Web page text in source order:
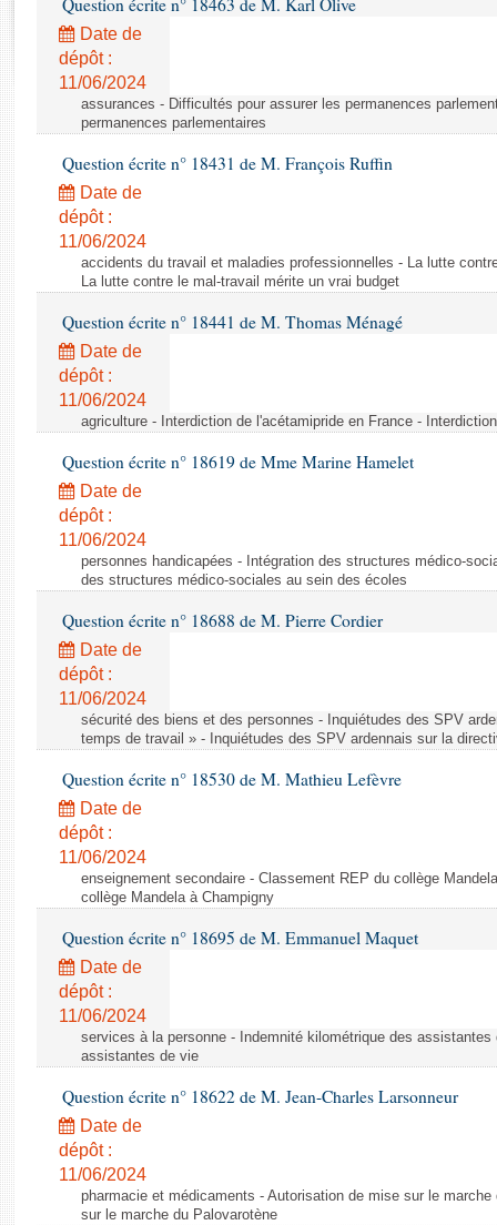
Rapports d'enquête
Rapports législatifs
Rapports sur l'application des lois
Baromètre de l’application des lois
Budget et sécurité sociale
Questions écrites et orales
Comptes rendus des débats
Question écrite n° 18463 de M. Karl Olive
Date de
dépôt :
11/06/2024
assurances - Difficultés pour assurer les permanences
permanences parlementaires
Question écrite n° 18431 de M. François Ruffin
Date de
dépôt :
11/06/2024
accidents du travail et maladies professionnelles - La lutte
La lutte contre le mal-travail mérite un vrai budget
Question écrite n° 18441 de M. Thomas Ménagé
Date de
dépôt :
11/06/2024
agriculture - Interdiction de l'acétamipride en France -
Question écrite n° 18619 de Mme Marine Hamelet
Date de
dépôt :
11/06/2024
personnes handicapées - Intégration des structures médico-
des structures médico-sociales au sein des écoles
Question écrite n° 18688 de M. Pierre Cordier
Date de
dépôt :
11/06/2024
sécurité des biens et des personnes - Inquiétudes des SPV
temps de travail » - Inquiétudes des SPV ardennais sur la
Question écrite n° 18530 de M. Mathieu Lefèvre
Date de
dépôt :
11/06/2024
enseignement secondaire - Classement REP du collège
collège Mandela à Champigny
Question écrite n° 18695 de M. Emmanuel Maquet
Date de
dépôt :
11/06/2024
services à la personne - Indemnité kilométrique des
assistantes de vie
Question écrite n° 18622 de M. Jean-Charles Larsonneur
Date de
dépôt :
11/06/2024
pharmacie et médicaments - Autorisation de mise sur le
sur le marche du Palovarotène